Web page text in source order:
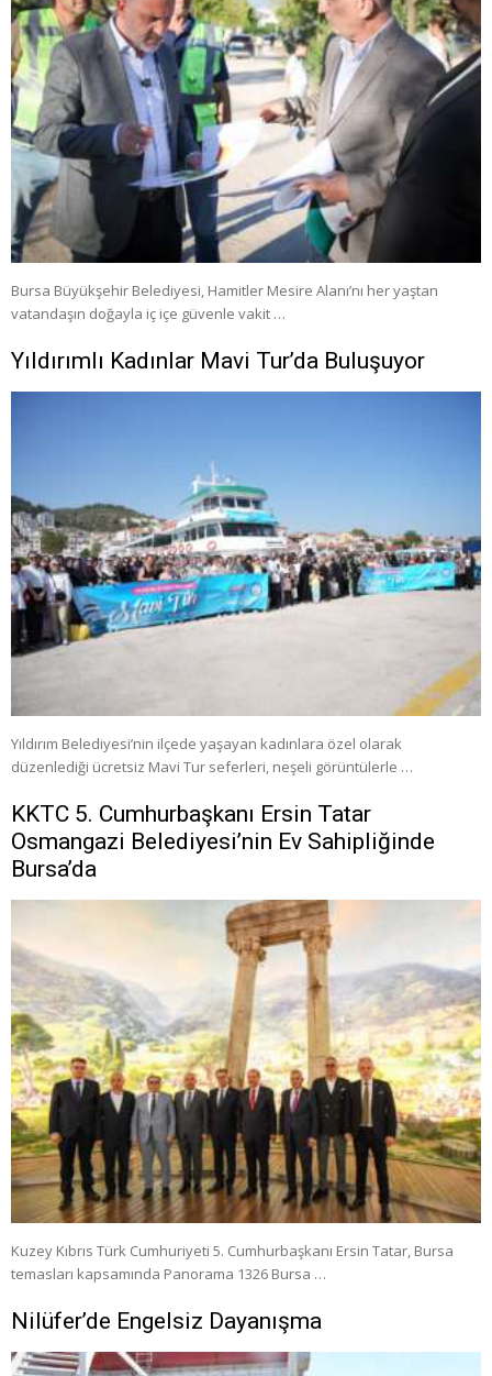
Bursa Büyükşehir Belediyesi, Hamitler Mesire Alanı’nı her yaştan
vatandaşın doğayla iç içe güvenle vakit …
Yıldırımlı Kadınlar Mavi Tur’da Buluşuyor
Yıldırım Belediyesi’nin ilçede yaşayan kadınlara özel olarak
düzenlediği ücretsiz Mavi Tur seferleri, neşeli görüntülerle …
KKTC 5. Cumhurbaşkanı Ersin Tatar
Osmangazi Belediyesi’nin Ev Sahipliğinde
Bursa’da
Kuzey Kıbrıs Türk Cumhuriyeti 5. Cumhurbaşkanı Ersin Tatar, Bursa
temasları kapsamında Panorama 1326 Bursa …
Nilüfer’de Engelsiz Dayanışma